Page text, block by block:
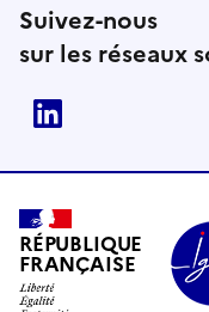
Suivez-nous
sur les réseaux
RÉPUBLIQUE
FRANÇAISE